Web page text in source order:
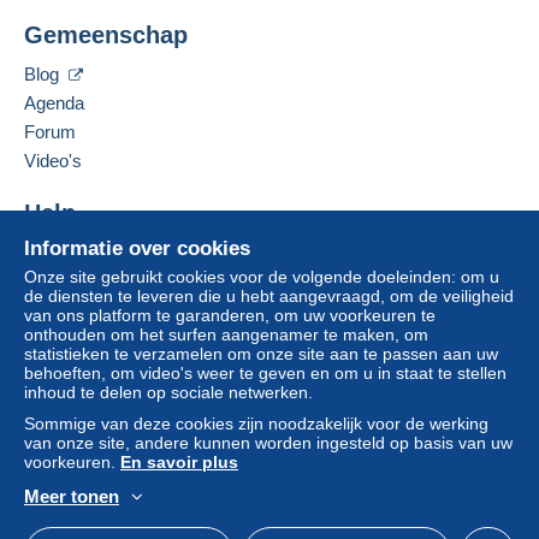
Een onbetaalde aankoop kan gevolgen hebben
voor de rekening van de koper.
Als de verkoopvoorwaarden van de verkoper
clausules bevatten met betrekking tot de betaling,
moeten deze als nietig worden beschouwd. De
Delcampe, zoals gedefinieerd in de
toepassing zijn.
Aankopen moeten worden betaald binnen14
dagenna ontvangst van de eindafrekening van de
verkoper.
Tarif d’expédition des Cartes Postalesà partir du
01 Janvier 2026
simple, par la poste
De verkoper contacteren
Informatie over cookies
Onze site gebruikt cookies voor de volgende doeleinden: om u
de diensten te leveren die u hebt aangevraagd, om de veiligheid
van ons platform te garanderen, om uw voorkeuren te
onthouden om het surfen aangenamer te maken, om
statistieken te verzamelen om onze site aan te passen aan uw
behoeften, om video's weer te geven en om u in staat te stellen
inhoud te delen op sociale netwerken.
Sommige van deze cookies zijn noodzakelijk voor de werking
van onze site, andere kunnen worden ingesteld op basis van uw
voorkeuren. En savoir plus
Meer tonen
Gemeenschap
Blog
Agenda
Forum
Video's
Help
Hulpcentrum
Kopen op Delcampe
Verkopen op Delcampe
Een beveiligde website